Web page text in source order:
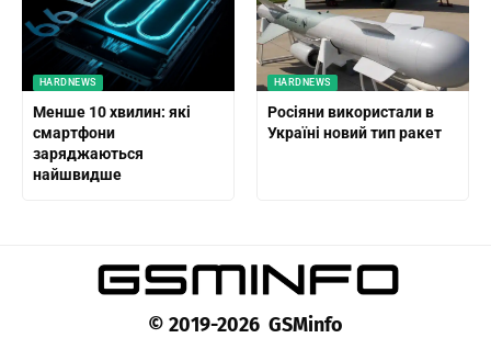
HARDNEWS
Менше 10 хвилин: які
смартфони
заряджаються
найшвидше
HARDNEWS
Росіяни використали в
Україні новий тип ракет
© 2019-2026 GSMinfo